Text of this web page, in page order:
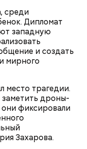
среди
Дипломат
западную
и создать
мирного
место трагедии.
дроны-
они фиксировали
Захарова.
в США в
со сливками.
малину со
основе этих
со своими
слайсами
терке),
в противень.
растительного
помидоры
шеф-повар.